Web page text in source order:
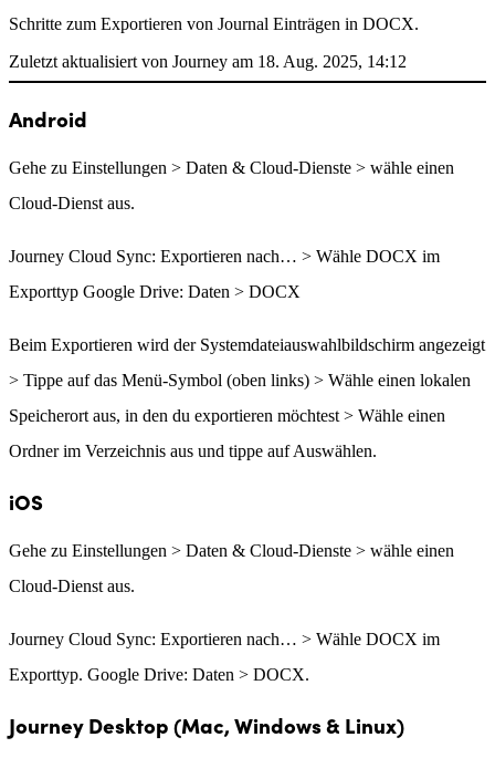
Schritte zum Exportieren von Journal Einträgen in DOCX.
Zuletzt aktualisiert von Journey am 18. Aug. 2025, 14:12
Android
Gehe zu Einstellungen > Daten & Cloud-Dienste > wähle einen
Cloud-Dienst aus.
Journey Cloud Sync: Exportieren nach… > Wähle DOCX im
Exporttyp Google Drive: Daten > DOCX
Beim Exportieren wird der Systemdateiauswahlbildschirm angezeigt
> Tippe auf das Menü-Symbol (oben links) > Wähle einen lokalen
Speicherort aus, in den du exportieren möchtest > Wähle einen
Ordner im Verzeichnis aus und tippe auf Auswählen.
iOS
Gehe zu Einstellungen > Daten & Cloud-Dienste > wähle einen
Cloud-Dienst aus.
Journey Cloud Sync: Exportieren nach… > Wähle DOCX im
Exporttyp. Google Drive: Daten > DOCX.
Journey Desktop (Mac, Windows & Linux)